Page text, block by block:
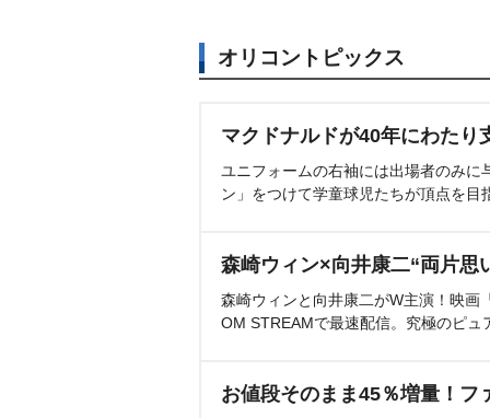
オリコントピックス
マクドナルドが40年にわたり
ユニフォームの右袖には出場者のみ
ン」をつけて学童球児たちが頂点を目
森崎ウィン×向井康二“両片思
森崎ウィンと向井康二がW主演！映画
OM STREAMで最速配信。究極のピュ
お値段そのまま45％増量！フ